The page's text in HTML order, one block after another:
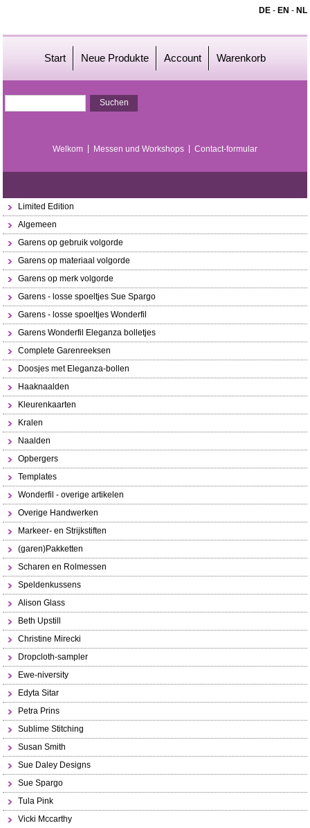
DE- EN - NL
Start Neue Produkte Account Warenkorb
Welkom Messen und Workshops Contact-formular
Limited Edition
Algemeen
Garens op gebruik volgorde
Garens op materiaal volgorde
Garens op merk volgorde
Garens - losse spoeltjes Sue Spargo
Garens - losse spoeltjes Wonderfil
Garens Wonderfil Eleganza bolletjes
Complete Garenreeksen
Doosjes met Eleganza-bollen
Haaknaalden
Kleurenkaarten
Kralen
Naalden
Opbergers
Templates
Wonderfil - overige artikelen
Overige Handwerken
Markeer- en Strijkstiften
(garen)Pakketten
Scharen en Rolmessen
Speldenkussens
Alison Glass
Beth Upstill
Christine Mirecki
Dropcloth-sampler
Ewe-niversity
Edyta Sitar
Petra Prins
Sublime Stitching
Susan Smith
Sue Daley Designs
Sue Spargo
Tula Pink
Vicki Mccarthy